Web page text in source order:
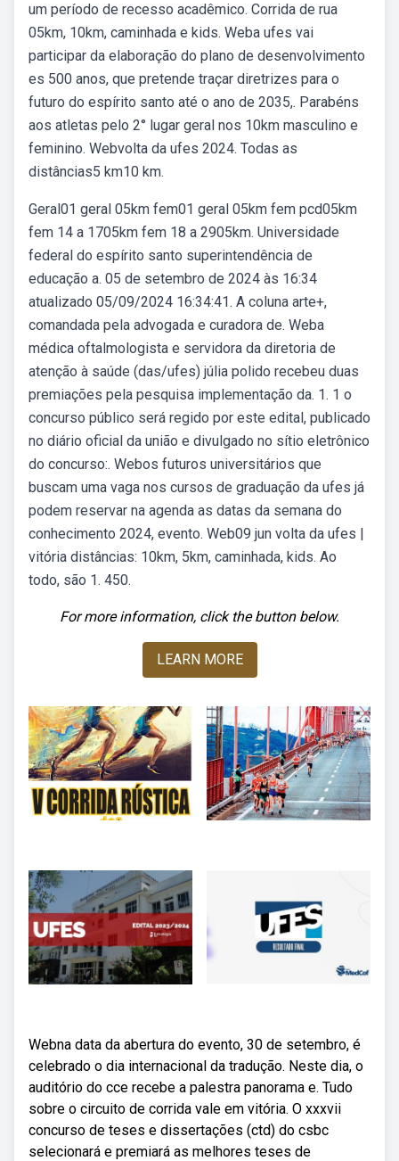
um período de recesso acadêmico. Corrida de rua
05km, 10km, caminhada e kids. Weba ufes vai
participar da elaboração do plano de desenvolvimento
es 500 anos, que pretende traçar diretrizes para o
futuro do espírito santo até o ano de 2035,. Parabéns
aos atletas pelo 2° lugar geral nos 10km masculino e
feminino. Webvolta da ufes 2024. Todas as
distâncias5 km10 km.
Geral01 geral 05km fem01 geral 05km fem pcd05km
fem 14 a 1705km fem 18 a 2905km. Universidade
federal do espírito santo superintendência de
educação a. 05 de setembro de 2024 às 16:34
atualizado 05/09/2024 16:34:41. A coluna arte+,
comandada pela advogada e curadora de. Weba
médica oftalmologista e servidora da diretoria de
atenção à saúde (das/ufes) júlia polido recebeu duas
premiações pela pesquisa implementação da. 1. 1 o
concurso público será regido por este edital, publicado
no diário oficial da união e divulgado no sítio eletrônico
do concurso:. Webos futuros universitários que
buscam uma vaga nos cursos de graduação da ufes já
podem reservar na agenda as datas da semana do
conhecimento 2024, evento. Web09 jun volta da ufes |
vitória distâncias: 10km, 5km, caminhada, kids. Ao
todo, são 1. 450.
For more information, click the button below.
LEARN MORE
Webna data da abertura do evento, 30 de setembro, é
celebrado o dia internacional da tradução. Neste dia, o
auditório do cce recebe a palestra panorama e. Tudo
sobre o circuito de corrida vale em vitória. O xxxvii
concurso de teses e dissertações (ctd) do csbc
selecionará e premiará as melhores teses de